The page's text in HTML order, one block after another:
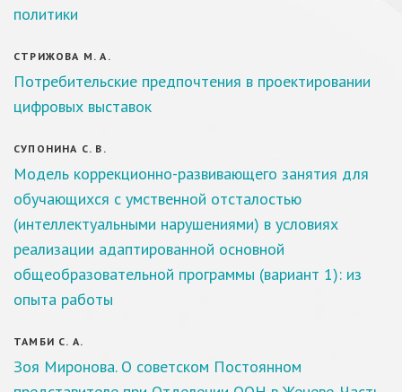
политики
СТРИЖОВА М. А.
Потребительские предпочтения в проектировании
цифровых выставок
СУПОНИНА С. В.
Модель коррекционно-развивающего занятия для
обучающихся с умственной отсталостью
(интеллектуальными нарушениями) в условиях
реализации адаптированной основной
общеобразовательной программы (вариант 1): из
опыта работы
ТАМБИ С. А.
Зоя Миронова. О советском Постоянном